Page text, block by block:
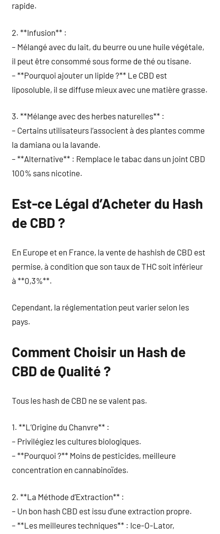
rapide.
2. **Infusion** :
– Mélangé avec du lait, du beurre ou une huile végétale,
il peut être consommé sous forme de thé ou tisane.
– **Pourquoi ajouter un lipide ?** Le CBD est
liposoluble, il se diffuse mieux avec une matière grasse.
3. **Mélange avec des herbes naturelles** :
– Certains utilisateurs l’associent à des plantes comme
la damiana ou la lavande.
– **Alternative** : Remplace le tabac dans un joint CBD
100% sans nicotine.
Est-ce Légal d’Acheter du Hash
de CBD ?
En Europe et en France, la vente de hashish de CBD est
permise, à condition que son taux de THC soit inférieur
à **0,3%**.
Cependant, la réglementation peut varier selon les
pays.
Comment Choisir un Hash de
CBD de Qualité ?
Tous les hash de CBD ne se valent pas.
1. **L’Origine du Chanvre** :
– Privilégiez les cultures biologiques.
– **Pourquoi ?** Moins de pesticides, meilleure
concentration en cannabinoïdes.
2. **La Méthode d’Extraction** :
– Un bon hash CBD est issu d’une extraction propre.
– **Les meilleures techniques** : Ice-O-Lator,